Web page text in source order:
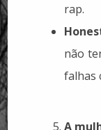
rap.
não
falhas
A